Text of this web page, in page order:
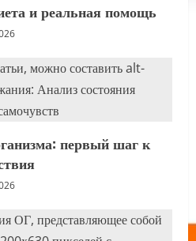
и реальная помощь
первый шаг к